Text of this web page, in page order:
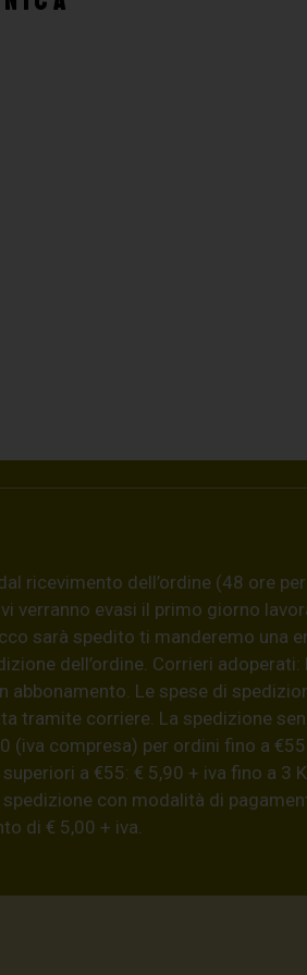
ricevimento dell’ordine (48 ore
verranno evasi il primo giorno
sarà spedito ti manderemo una
dell’ordine. Corrieri adoperati:
abbonamento. Le spese di
tramite corriere. La spedizione
(iva compresa) per ordini fino a
a €55: € 5,90 + iva fino a 3
spedizione con modalità di
di € 5,00 + iva.